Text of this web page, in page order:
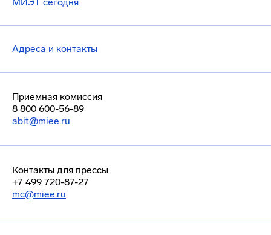
Адреса и контакты
Приемная комиссия
8 800 600-56-89
abit@miee.ru
Контакты для прессы
+7 499 720-87-27
mc@miee.ru